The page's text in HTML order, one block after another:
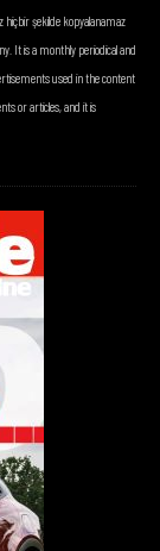
hiçbir şekilde kopyalanamaz
It is a monthly periodical and
used in the content
or articles, and it is